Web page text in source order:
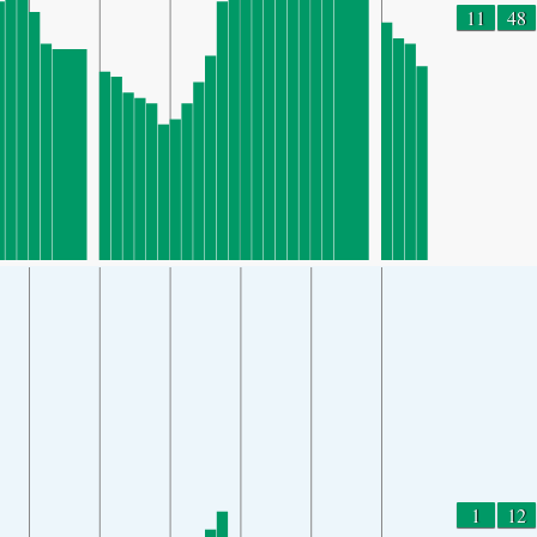
11 48
1 12